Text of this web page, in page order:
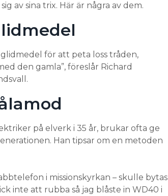
av sina trix. Här är några av dem.
för att peta loss tråden,
den gamla”, föreslår Richard
på elverk i 35 år, brukar ofta ge
Han tipsar om en metoden
i missionskyrkan – skulle bytas
inte att rubba så jag blåste in WD40 i